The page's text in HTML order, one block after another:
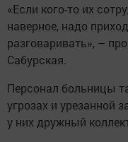
«Если кого-то их
наверное, надо
разговаривать», –
Сабурская.
Персонал больницы
угрозах и урезанной
у них дружный